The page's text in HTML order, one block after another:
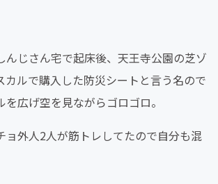
んじさん宅で起床後、天王寺公園の芝ゾ
カルで購入した防災シートと言う名ので
広げ空を見ながらゴロゴロ。
ョ外人2人が筋トレしてたので自分も混